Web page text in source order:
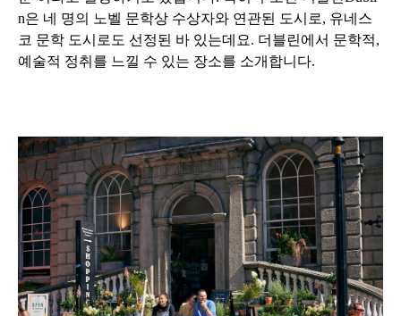
n은 네 명의 노벨 문학상 수상자와 연관된 도시로, 유네스
코 문학 도시로도 선정된 바 있는데요. 더블린에서 문학적,
예술적 정취를 느낄 수 있는 장소를 소개합니다.